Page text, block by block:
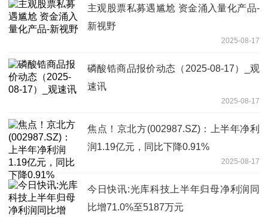
主观股票私募遇尴尬 资金涌入量化产品-
新视野
2025-08-17
磷酸锆商品报价动态（2025-08-17）_观
速讯
2025-08-17
焦点！京北方(002987.SZ)：上半年净利
润1.19亿元，同比下降0.91%
2025-08-17
今日快讯:光库科技上半年归母净利润同
比增71.0%至5187万元